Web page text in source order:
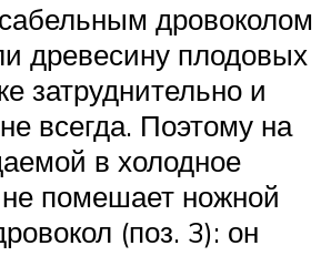
дровоколом
древесину плодовых
затруднительно и
всегда. Поэтому на
в холодное
помешает ножной
(поз. 3): он